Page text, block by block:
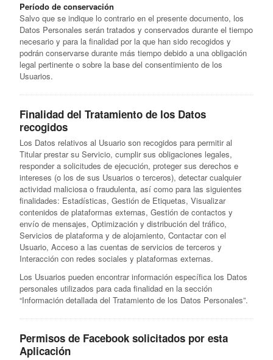
Período de conservación
Salvo que se indique lo contrario en el presente documento, los
Datos Personales serán tratados y conservados durante el tiempo
necesario y para la finalidad por la que han sido recogidos y
podrán conservarse durante más tiempo debido a una obligación
legal pertinente o sobre la base del consentimiento de los
Usuarios.
Finalidad del Tratamiento de los Datos
recogidos
Los Datos relativos al Usuario son recogidos para permitir al
Titular prestar su Servicio, cumplir sus obligaciones legales,
responder a solicitudes de ejecución, proteger sus derechos e
intereses (o los de sus Usuarios o terceros), detectar cualquier
actividad maliciosa o fraudulenta, así como para las siguientes
finalidades: Estadísticas, Gestión de Etiquetas, Visualizar
contenidos de plataformas externas, Gestión de contactos y
envío de mensajes, Optimización y distribución del tráfico,
Servicios de plataforma y de alojamiento, Contactar con el
Usuario, Acceso a las cuentas de servicios de terceros y
Interacción con redes sociales y plataformas externas.
Los Usuarios pueden encontrar información específica los Datos
personales utilizados para cada finalidad en la sección
“Información detallada del Tratamiento de los Datos Personales”.
Permisos de Facebook solicitados por esta
Aplicación